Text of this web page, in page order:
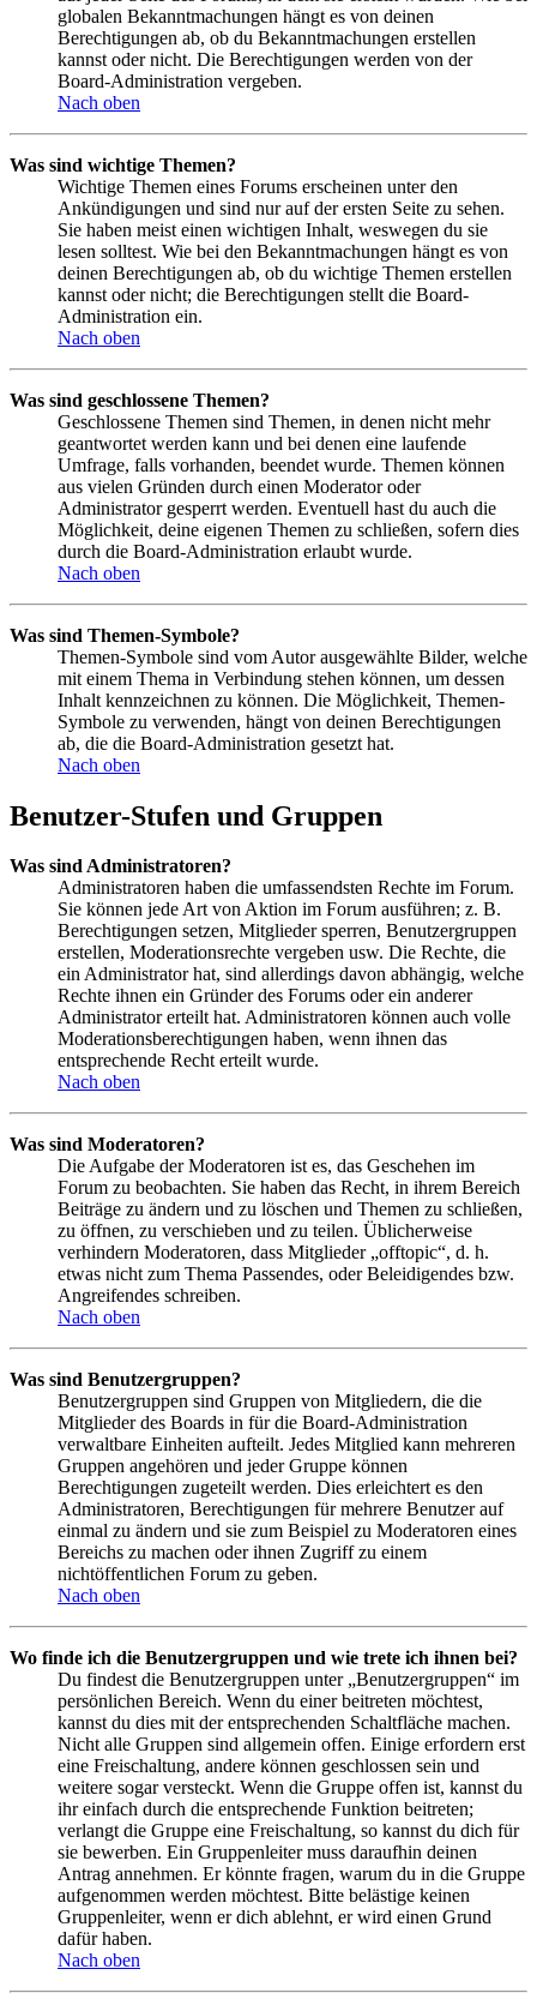
globalen Bekanntmachungen hängt es von deinen
Berechtigungen ab, ob du Bekanntmachungen erstellen
kannst oder nicht. Die Berechtigungen werden von der
Board-Administration vergeben.
Nach oben
Was sind wichtige Themen?
Wichtige Themen eines Forums erscheinen unter den
Ankündigungen und sind nur auf der ersten Seite zu sehen.
Sie haben meist einen wichtigen Inhalt, weswegen du sie
lesen solltest. Wie bei den Bekanntmachungen hängt es von
deinen Berechtigungen ab, ob du wichtige Themen erstellen
kannst oder nicht; die Berechtigungen stellt die Board-
Administration ein.
Nach oben
Was sind geschlossene Themen?
Geschlossene Themen sind Themen, in denen nicht mehr
geantwortet werden kann und bei denen eine laufende
Umfrage, falls vorhanden, beendet wurde. Themen können
aus vielen Gründen durch einen Moderator oder
Administrator gesperrt werden. Eventuell hast du auch die
Möglichkeit, deine eigenen Themen zu schließen, sofern dies
durch die Board-Administration erlaubt wurde.
Nach oben
Was sind Themen-Symbole?
Themen-Symbole sind vom Autor ausgewählte Bilder, welche
mit einem Thema in Verbindung stehen können, um dessen
Inhalt kennzeichnen zu können. Die Möglichkeit, Themen-
Symbole zu verwenden, hängt von deinen Berechtigungen
ab, die die Board-Administration gesetzt hat.
Nach oben
Benutzer-Stufen und Gruppen
Was sind Administratoren?
Administratoren haben die umfassendsten Rechte im Forum.
Sie können jede Art von Aktion im Forum ausführen; z. B.
Berechtigungen setzen, Mitglieder sperren, Benutzergruppen
erstellen, Moderationsrechte vergeben usw. Die Rechte, die
ein Administrator hat, sind allerdings davon abhängig, welche
Rechte ihnen ein Gründer des Forums oder ein anderer
Administrator erteilt hat. Administratoren können auch volle
Moderationsberechtigungen haben, wenn ihnen das
entsprechende Recht erteilt wurde.
Nach oben
Was sind Moderatoren?
Die Aufgabe der Moderatoren ist es, das Geschehen im
Forum zu beobachten. Sie haben das Recht, in ihrem Bereich
Beiträge zu ändern und zu löschen und Themen zu schließen,
zu öffnen, zu verschieben und zu teilen. Üblicherweise
verhindern Moderatoren, dass Mitglieder „offtopic“, d. h.
etwas nicht zum Thema Passendes, oder Beleidigendes bzw.
Angreifendes schreiben.
Nach oben
Was sind Benutzergruppen?
Benutzergruppen sind Gruppen von Mitgliedern, die die
Mitglieder des Boards in für die Board-Administration
verwaltbare Einheiten aufteilt. Jedes Mitglied kann mehreren
Gruppen angehören und jeder Gruppe können
Berechtigungen zugeteilt werden. Dies erleichtert es den
Administratoren, Berechtigungen für mehrere Benutzer auf
einmal zu ändern und sie zum Beispiel zu Moderatoren eines
Bereichs zu machen oder ihnen Zugriff zu einem
nichtöffentlichen Forum zu geben.
Nach oben
Wo finde ich die Benutzergruppen und wie trete ich ihnen bei?
Du findest die Benutzergruppen unter „Benutzergruppen“ im
persönlichen Bereich. Wenn du einer beitreten möchtest,
kannst du dies mit der entsprechenden Schaltfläche machen.
Nicht alle Gruppen sind allgemein offen. Einige erfordern erst
eine Freischaltung, andere können geschlossen sein und
weitere sogar versteckt. Wenn die Gruppe offen ist, kannst du
ihr einfach durch die entsprechende Funktion beitreten;
verlangt die Gruppe eine Freischaltung, so kannst du dich für
sie bewerben. Ein Gruppenleiter muss daraufhin deinen
Antrag annehmen. Er könnte fragen, warum du in die Gruppe
aufgenommen werden möchtest. Bitte belästige keinen
Gruppenleiter, wenn er dich ablehnt, er wird einen Grund
dafür haben.
Nach oben